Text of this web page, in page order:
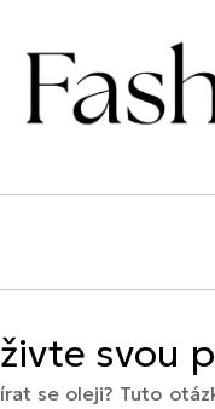
svou
se oleji? Tuto